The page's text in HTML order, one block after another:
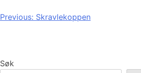
Innleggsnavigasjon
Previous: Skravlekoppen
Søk